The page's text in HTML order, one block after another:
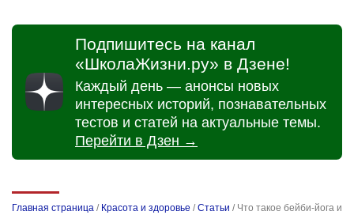
Подпишитесь на канал
«ШколаЖизни.ру» в Дзене!
Каждый день — анонсы новых
интересных историй, познавательных
тестов и статей на актуальные темы.
Перейти в Дзен →
Главная страница / Красота и здоровье /Статьи / Что такое бейби-йога и